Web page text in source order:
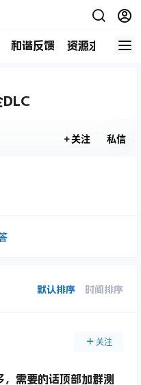
和谐反馈 资源求助 商
关注 私信
默认排序 时间排序
关注
需要的话顶部加群测